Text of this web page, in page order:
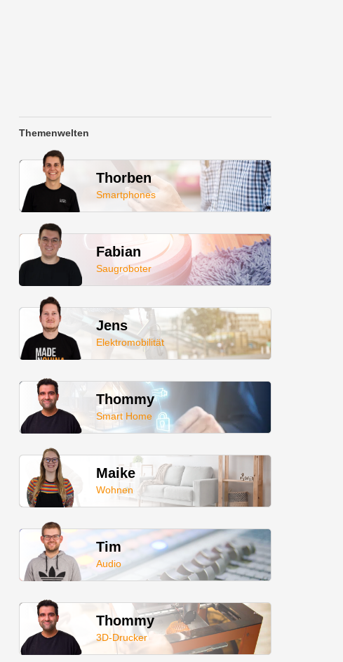
Themenwelten
Thorben
Smartphones
Fabian
Saugroboter
Jens
Elektromobilität
Thommy
Smart Home
Maike
Wohnen
Tim
Audio
Thommy
3D-Drucker